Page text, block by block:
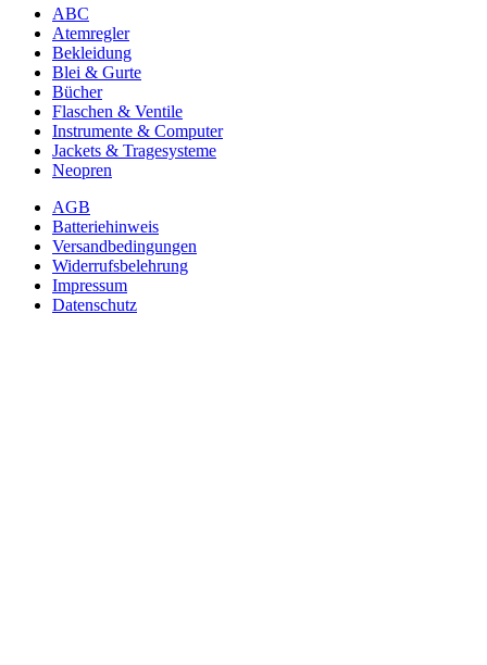
ABC
Atemregler
Bekleidung
Blei & Gurte
Bücher
Flaschen & Ventile
Instrumente & Computer
Jackets & Tragesysteme
Neopren
AGB
Batteriehinweis
Versandbedingungen
Widerrufsbelehrung
Impressum
Datenschutz